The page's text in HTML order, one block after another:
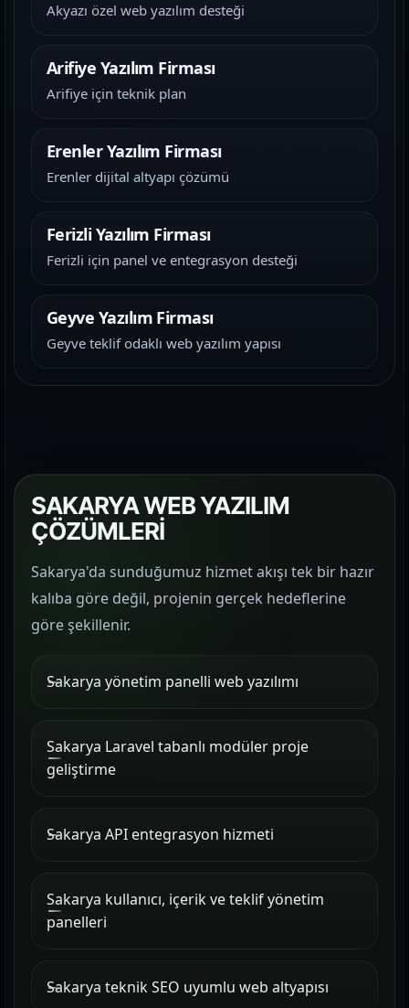
Akyazı özel web yazılım desteği
Arifiye Yazılım Firması
Arifiye için teknik plan
Erenler Yazılım Firması
Erenler dijital altyapı çözümü
Ferizli Yazılım Firması
Ferizli için panel ve entegrasyon desteği
Geyve Yazılım Firması
Geyve teklif odaklı web yazılım yapısı
SAKARYA WEB YAZILIM
ÇÖZÜMLERİ
Sakarya'da sunduğumuz hizmet akışı tek bir hazır
kalıba göre değil, projenin gerçek hedeflerine
göre şekillenir.
Sakarya yönetim panelli web yazılımı
Sakarya Laravel tabanlı modüler proje
geliştirme
Sakarya API entegrasyon hizmeti
Sakarya kullanıcı, içerik ve teklif yönetim
panelleri
Sakarya teknik SEO uyumlu web altyapısı